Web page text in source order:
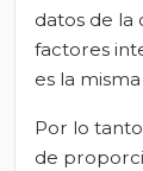
datos de la
factores
es la
Por lo
de